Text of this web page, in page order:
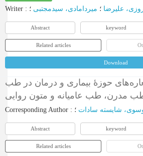
Writer : علیرضا ؛ میردامادی، سیدمجتبی ؛
Abstract keyword
Related articles
Download
حوزۀ بیماری و درمان در طب
Corresponding Author : شایسته سادات
Abstract keyword
Related articles